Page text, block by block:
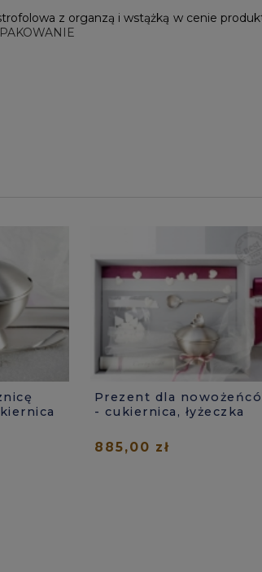
z organzą i wstążką w cenie
PAKOWANIE
Prezent dla
- cukiernica, łyżeczka
885,00 zł